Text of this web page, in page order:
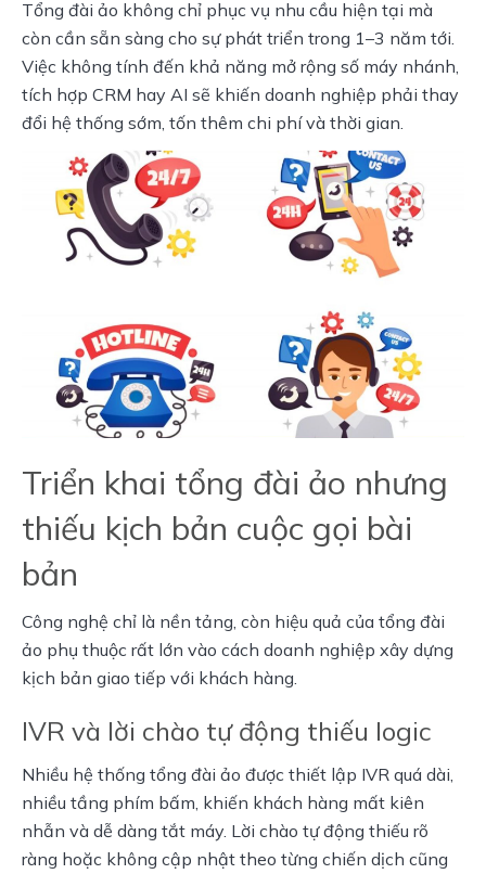
Tổng đài ảo không chỉ phục vụ nhu cầu hiện tại mà
còn cần sẵn sàng cho sự phát triển trong 1–3 năm tới.
Việc không tính đến khả năng mở rộng số máy nhánh,
tích hợp CRM hay AI sẽ khiến doanh nghiệp phải thay
đổi hệ thống sớm, tốn thêm chi phí và thời gian.
Triển khai tổng đài ảo nhưng
thiếu kịch bản cuộc gọi bài
bản
Công nghệ chỉ là nền tảng, còn hiệu quả của tổng đài
ảo phụ thuộc rất lớn vào cách doanh nghiệp xây dựng
kịch bản giao tiếp với khách hàng.
IVR và lời chào tự động thiếu logic
Nhiều hệ thống tổng đài ảo được thiết lập IVR quá dài,
nhiều tầng phím bấm, khiến khách hàng mất kiên
nhẫn và dễ dàng tắt máy. Lời chào tự động thiếu rõ
ràng hoặc không cập nhật theo từng chiến dịch cũng